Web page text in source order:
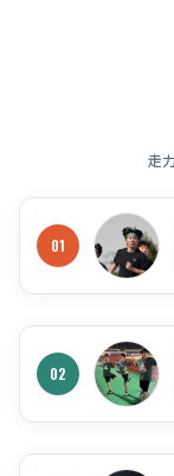
走
01
02